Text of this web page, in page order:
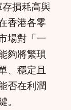
損耗高與
香港各零
場對「一
夠將繁瑣
、穩定且
否在利潤
。